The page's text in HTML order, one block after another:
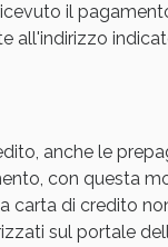
il
all'indirizzo
anche le
con questa
carta di credito
sul portale